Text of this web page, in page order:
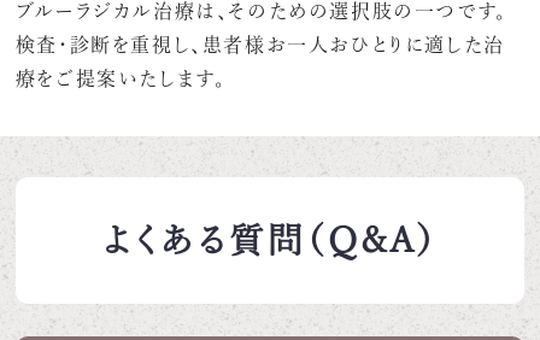
ブルーラジカル治療は、そのための選択肢の一つです。
検査・診断を重視し、患者様お一人おひとりに適した治
療をご提案いたします。
よくある質問（Q&A）